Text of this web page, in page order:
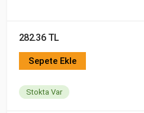
282.36 TL
Sepete Ekle
Stokta Var